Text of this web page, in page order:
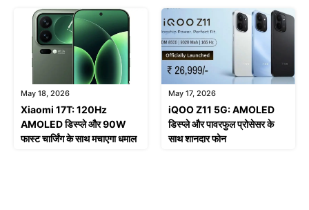
May 18, 2026
Xiaomi 17T: 120Hz
AMOLED डिस्प्ले और 90W
फास्ट चार्जिंग के साथ मचाएगा धमाल
May 17, 2026
iQOO Z11 5G: AMOLED
डिस्प्ले और पावरफुल प्रोसेसर के
साथ शानदार फोन